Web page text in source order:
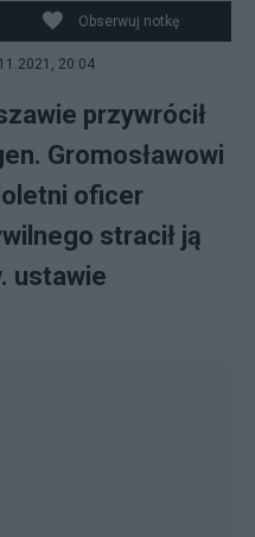
Obserwuj notkę
20:04
przywrócił
Gromosławowi
oficer
stracił ją
ustawie